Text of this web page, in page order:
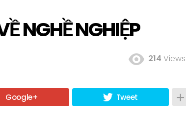
NGHỀ NGHIỆP
214 Views
Google+ Tweet